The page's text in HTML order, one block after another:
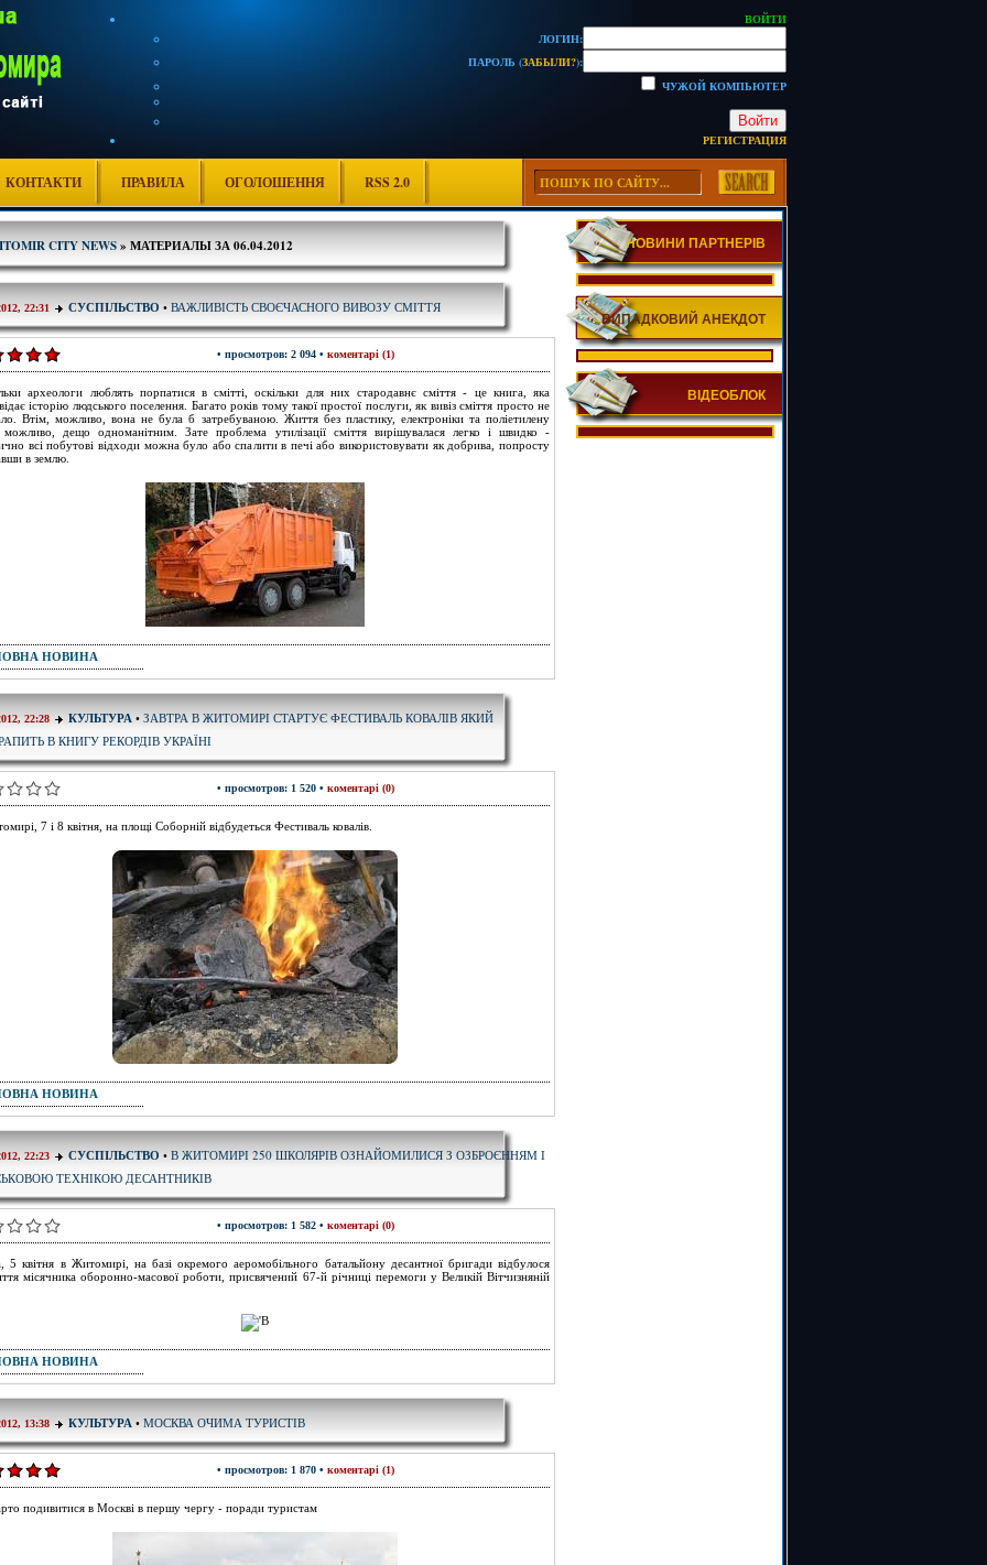
ВОЙТИ
ЛОГИН:
ПАРОЛЬ (ЗАБЫЛИ?):
ЧУЖОЙ КОМПЬЮТЕР
Войти
РЕГИСТРАЦИЯ
КОНТАКТИ ПРАВИЛА ОГОЛОШЕННЯ RSS 2.0
CITY NEWS» МАТЕРИАЛЫ ЗА 06.04.2012
22:31 СУСПІЛЬСТВО • ВАЖЛИВІСТЬ СВОЄЧАСНОГО ВИВОЗУ СМІТТЯ
• просмотров: 2 094 • коментарі (1)
археологи люблять порпатися в смітті, оскільки для них стародавнє сміття - це книга, яка
історію людського поселення. Багато років тому такої простої послуги, як вивіз сміття просто не
Втім, можливо, вона не була б затребуваною. Життя без пластику, електроніки та поліетилену
дещо одноманітним. Зате проблема утилізації сміття вирішувалася легко і швидко -
всі побутові відходи можна було або спалити в печі або використовувати як добрива, попросту
в землю.
НОВИНА
22:28 КУЛЬТУРА • ЗАВТРА В ЖИТОМИРІ СТАРТУЄ ФЕСТИВАЛЬ КОВАЛІВ ЯКИЙ
В КНИГУ РЕКОРДІВ УКРАЇНІ
• просмотров: 1 520 • коментарі (0)
7 і 8 квітня, на площі Соборній відбудеться Фестиваль ковалів.
НОВИНА
22:23 СУСПІЛЬСТВО • В ЖИТОМИРІ 250 ШКОЛЯРІВ ОЗНАЙОМИЛИСЯ З ОЗБРОЄННЯМ І
ТЕХНІКОЮ ДЕСАНТНИКІВ
• просмотров: 1 582 • коментарі (0)
5 квітня в Житомирі, на базі окремого аеромобільного батальйону десантної бригади відбулося
місячника оборонно-масової роботи, присвячений 67-й річниці перемоги у Великій Вітчизняній
НОВИНА
13:38 КУЛЬТУРА • МОСКВА ОЧИМА ТУРИСТІВ
• просмотров: 1 870 • коментарі (1)
подивитися в Москві в першу чергу - поради туристам
НОВИНИ ПАРТНЕРІВ
ВИПАДКОВИЙ АНЕКДОТ
ВІДЕОБЛОК